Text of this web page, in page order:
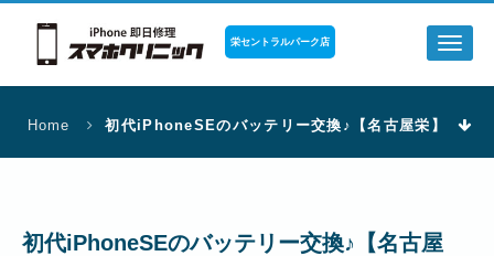
Toggle
栄セントラルパーク店
Home 初代iPhoneSEのバッテリー交換♪【名古屋栄】
初代iPhoneSEのバッテリー交換♪【名古屋